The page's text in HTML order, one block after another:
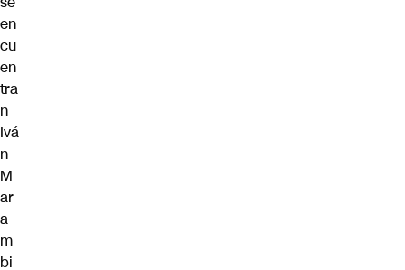
en
cu
en
tra
n
Ivá
n
M
ar
a
m
bi